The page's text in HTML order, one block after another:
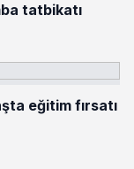
tatbikatı
eğitim fırsatı